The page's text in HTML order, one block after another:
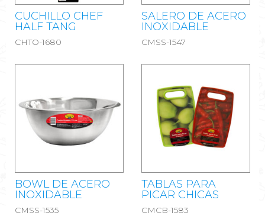
CUCHILLO CHEF
HALF TANG
CHTO-1680
SALERO DE ACERO
INOXIDABLE
CMSS-1547
BOWL DE ACERO
INOXIDABLE
CMSS-1535
TABLAS PARA
PICAR CHICAS
CMCB-1583